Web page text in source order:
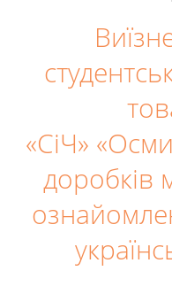
«СіЧ»
доробків